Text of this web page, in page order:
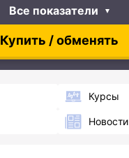
Все показатели
Купить / обменять
Курсы
Новости